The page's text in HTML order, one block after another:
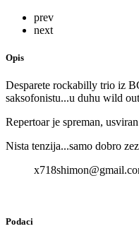
prev
next
Opis
Desparete rockabilly trio iz
saksofonistu...u duhu wild
Repertoar je spreman,
Nista tenzija...samo dobro
Podaci